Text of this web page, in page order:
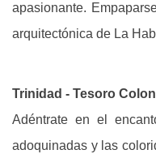
apasionante.
arquitectónica de La
Trinidad - Tesoro
Adéntrate en el
adoquinadas y las